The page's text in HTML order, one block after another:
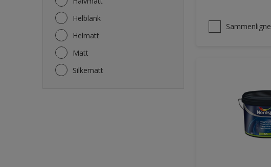
Helblank
Helmatt
Matt
Silkematt
Sammenligne